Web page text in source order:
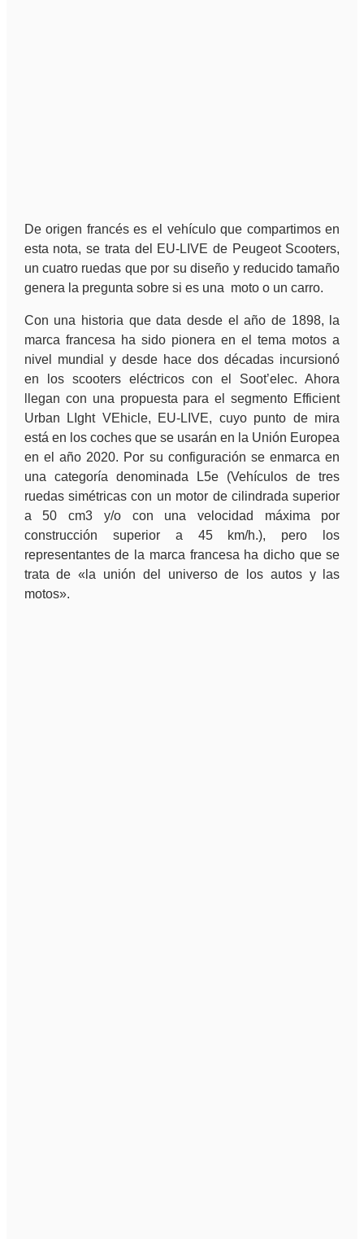
De origen francés es el vehículo que compartimos en
esta nota, se trata del EU-LIVE de Peugeot Scooters,
un cuatro ruedas que por su diseño y reducido tamaño
genera la pregunta sobre si es una moto o un carro.
Con una historia que data desde el año de 1898, la
marca francesa ha sido pionera en el tema motos a
nivel mundial y desde hace dos décadas incursionó
en los scooters eléctricos con el Soot’elec. Ahora
llegan con una propuesta para el segmento Efficient
Urban LIght VEhicle, EU-LIVE, cuyo punto de mira
está en los coches que se usarán en la Unión Europea
en el año 2020. Por su configuración se enmarca en
una categoría denominada L5e (Vehículos de tres
ruedas simétricas con un motor de cilindrada superior
a 50 cm3 y/o con una velocidad máxima por
construcción superior a 45 km/h.), pero los
representantes de la marca francesa ha dicho que se
trata de «la unión del universo de los autos y las
motos».